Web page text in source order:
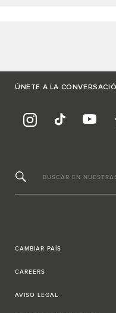
ÚNETE A LA
BUSCAR EN
CAMBIAR PAÍS
CAREERS
AVISO LEGAL